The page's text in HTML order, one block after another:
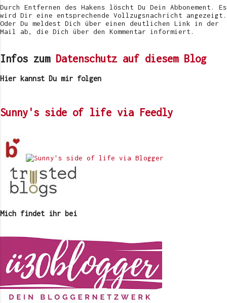
e
n
Durch Entfernen des Hakens löscht Du Dein Abbonement. Es
wird Dir eine entsprechende Vollzugsnachricht angezeigt.
Oder Du meldest Dich über einen deutlichen Link in der
Mail ab, die Dich über den Kommentar informiert.
Infos zum Datenschutz auf diesem Blog
Hier kannst Du mir folgen
Sunny's side of life via Feedly
Mich findet ihr bei